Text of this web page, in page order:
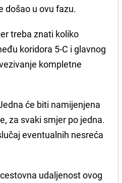
došao u ovu fazu.
treba znati koliko
koridora 5-C i glavnog
kompletne
će biti namijenjena
za svaki smjer po jedna.
eventualnih nesreća
udaljenost ovog